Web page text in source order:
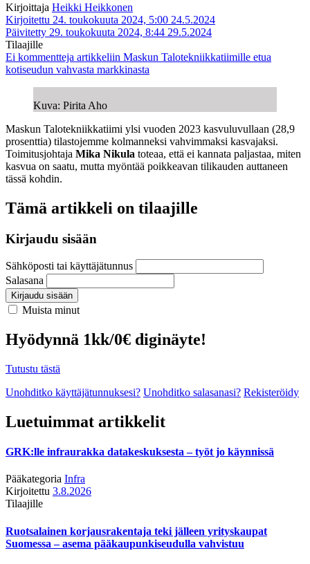
Kirjoittaja Heikki Heikkonen
Kirjoitettu 24. toukokuuta 2024, 5:00 24.5.2024
Päivitetty 29. toukokuuta 2024, 8:44 29.5.2024
Tilaajille
Ei kommentteja artikkeliin Maskun Talotekniikkatiimille etua
kotiseudun vahvasta markkinasta
Kuva: Pirita Aho
Maskun Talotekniikkatiimi ylsi vuoden 2023 kasvuluvullaan (28,9
prosenttia) tilastojemme kolmanneksi vahvimmaksi kasvajaksi.
Toimitusjohtaja Mika Nikula toteaa, että ei kannata paljastaa, miten
kasvua on saatu, mutta myöntää poikkeavan tilikauden auttaneen
tässä kohdin.
Tämä artikkeli on tilaajille
Kirjaudu sisään
Sähköposti tai käyttäjätunnus
Salasana
Kirjaudu sisään
Muista minut
Hyödynnä 1kk/0€ diginäyte!
Tutustu tästä
Unohditko käyttäjätunnuksesi? Unohditko salasanasi? Rekisteröidy
Luetuimmat artikkelit
GRK:lle infraurakka datakeskuksesta – työt jo käynnissä
Pääkategoria Infra
Kirjoitettu 3.8.2026
Tilaajille
Ruotsalainen korjausrakentaja teki jälleen yrityskaupat
Suomessa – asema pääkaupunkiseudulla vahvistuu